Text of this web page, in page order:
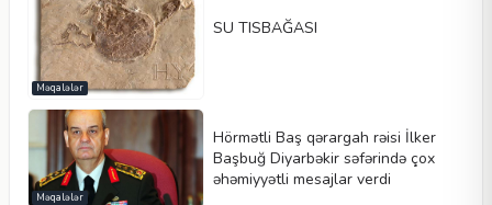
Məqalələr
SU TISBAĞASI
Məqalələr
Hörmətli Baş qərargah rəisi İlker
Başbuğ Diyarbəkir səfərində çox
əhəmiyyətli mesajlar verdi